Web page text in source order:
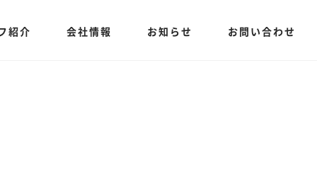
紹介 会社情報 お知らせ お問い合わせ